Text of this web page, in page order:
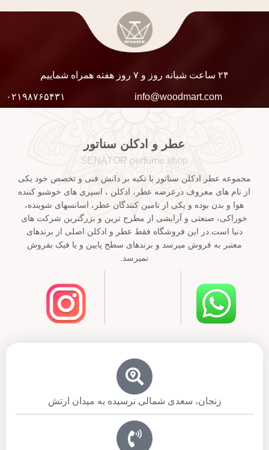
۲۴ ساعت شبانه روز و ۷ روز هفته همراه شماییم
info@woodmart.com ۰۲۱۹۸۷۶۵۴۳۱
عطر و ادکلن سناتور
SENATOR perfume shop
مجموعه عطر ادکلن سناتور با تکیه بر دانش فنی و تخصص خود یکی
از نام های معروف درعرضه عطر، ادکلن ، اسپری های خوشبو کننده
هوا و بدن بوده و یکی از تامین کنندگان عطر، اسانسهای شوینده،
خوراکی، صنعتی و آرایشی از مطرح ترین و بزرگترین شرکت های
دنیا است.در این فروشگاه فقط عطر و ادکلن اصلی از برندهای
معتبر به فروش میرسد و برندهای سطح پایین و یا فیک بفروش
نمیرسد.
زنجان، سعدی شمالی نرسیده به میدان ارتش